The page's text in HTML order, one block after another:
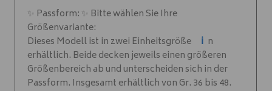
✨ Passform: ✨ Bitte wählen Sie Ihre
Größenvariante:
Dieses Modell ist in zwei Einheitsgröße
ℹ️ n
erhältlich. Beide decken jeweils einen größeren
Größenbereich ab und unterscheiden sich in der
Passform. Insgesamt erhältlich von Gr. 36 bis 48.